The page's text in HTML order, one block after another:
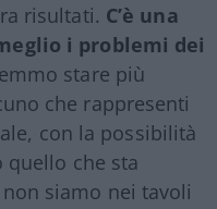
risultati. C’è una
i problemi dei
stare più
che rappresenti
con la possibilità
quello che sta
siamo nei tavoli